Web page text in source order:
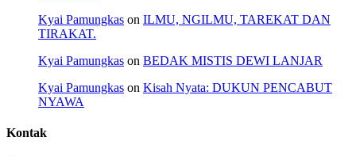
Kyai Pamungkas on ILMU, NGILMU, TAREKAT DAN
TIRAKAT.
Kyai Pamungkas on BEDAK MISTIS DEWI LANJAR
Kyai Pamungkas on Kisah Nyata: DUKUN PENCABUT
NYAWA
Kontak